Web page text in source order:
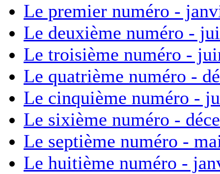
Le premier numéro -
Le deuxième numéro -
Le troisième numéro -
Le quatrième numéro -
Le cinquième numéro -
Le sixième numéro -
Le septième numéro -
Le huitième numéro -